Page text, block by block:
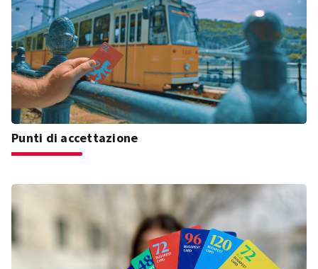
affascinare dalla diversità della capitale ungherese!
Punti di accettazione